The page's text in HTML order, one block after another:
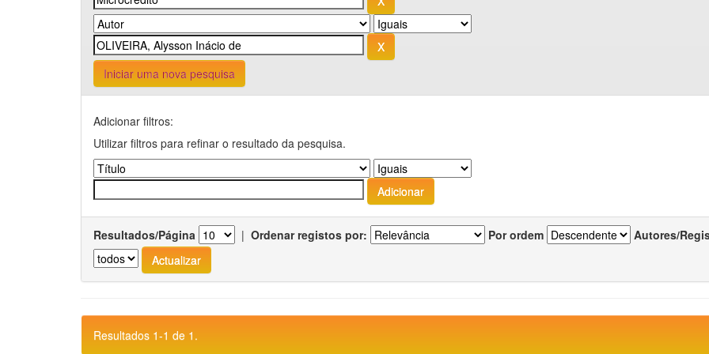
Iniciar uma nova pesquisa
Adicionar filtros:
Utilizar filtros para refinar o resultado da pesquisa.
Resultados/Página | Ordenar registos por: Por ordem Autores/
Resultados 1-1 de 1.